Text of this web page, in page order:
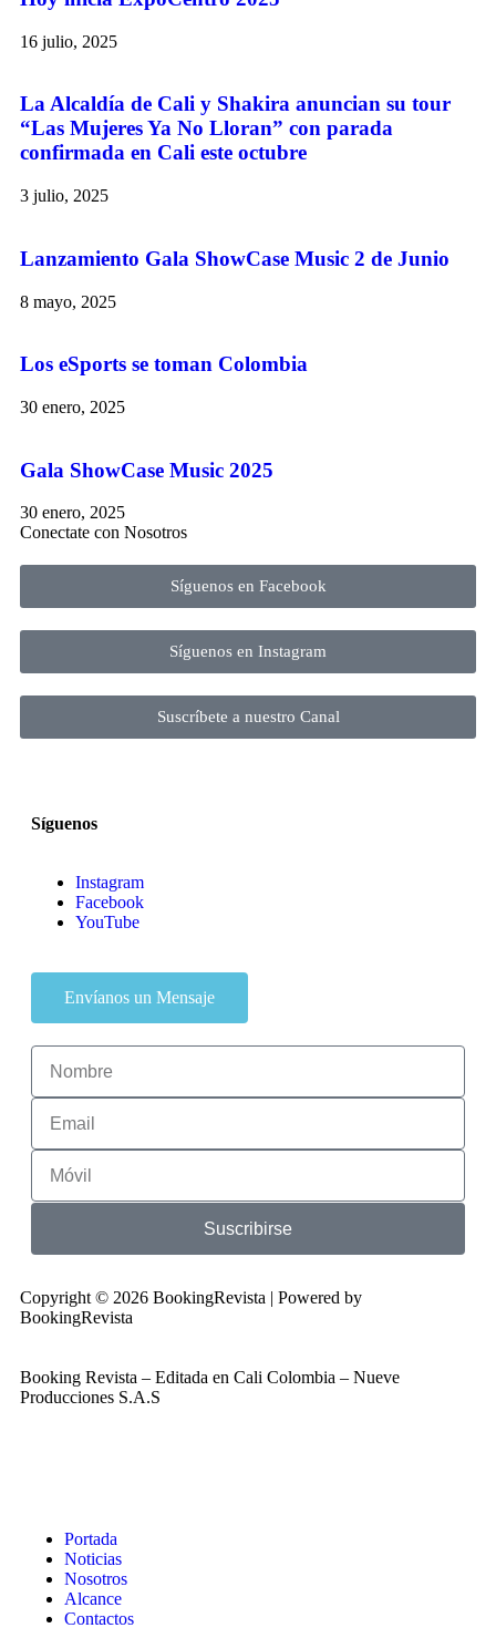
16 julio, 2025
La Alcaldía de Cali y Shakira anuncian su tour
“Las Mujeres Ya No Lloran” con parada
confirmada en Cali este octubre
3 julio, 2025
Lanzamiento Gala ShowCase Music 2 de Junio
8 mayo, 2025
Los eSports se toman Colombia
30 enero, 2025
Gala ShowCase Music 2025
30 enero, 2025
Conectate con Nosotros
Síguenos en Facebook
Síguenos en Instagram
Suscríbete a nuestro Canal
Síguenos
Instagram
Facebook
YouTube
Envíanos un Mensaje
Suscribirse
Copyright © 2026 BookingRevista | Powered by
BookingRevista
Booking Revista – Editada en Cali Colombia – Nueve
Producciones S.A.S
Portada
Noticias
Nosotros
Alcance
Contactos